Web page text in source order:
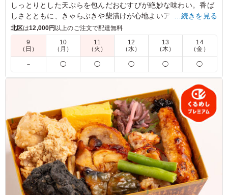
しっとりとした天ぷらを包んだおむすびが絶妙な味わい。香ば
しさとともに、きゃらぶきや柴漬けが心地よいアクセントを加
えます。お集まりの席や接待にぴったりです。日本橋 天丼 天
むす 金子半之助の天むすで特別なひとときをお楽しみくださ
い。
5.0
お弁当が小さめとのことで、つまめる様にプラスしまし
た。 一口サイズで食べやすく、つまみやすいので差し入
れや会議にも便利でした。ご飯のかたさがちょうどよく、
海老の風味も感じられます。6個あるのでシェアしやすい
点も助かりました。
ご利用シーン：ロケ・撮影›スタジオ撮影
東京都品川区上大崎2026/03/13
…続きを見る
北区は12,000円以上のご注文で配達無料
9
（日）
10
（月）
11
（火）
12
（水）
13
（木）
14
（金）
－ ◯ ◯ ◯ ◯ ◯